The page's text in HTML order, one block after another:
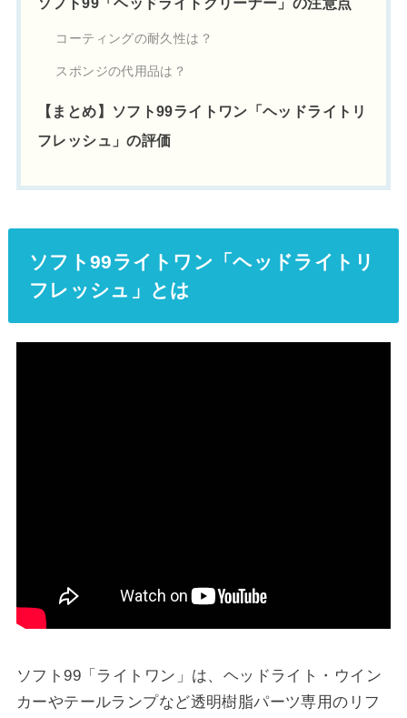
ソフト99「ヘッドライトクリーナー」の注意点
コーティングの耐久性は？
スポンジの代用品は？
【まとめ】ソフト99ライトワン「ヘッドライトリ
フレッシュ」の評価
ソフト99ライトワン「ヘッドライトリ
フレッシュ」とは
ソフト99「ライトワン」は、ヘッドライト・ウイン
カーやテールランプなど透明樹脂パーツ専用のリフ